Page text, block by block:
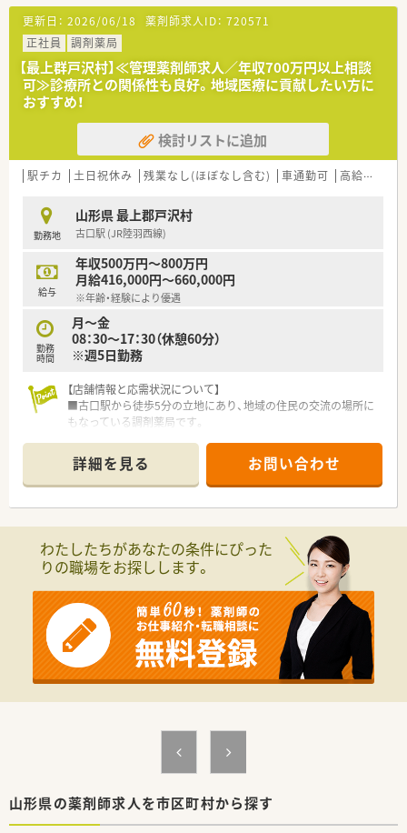
【募集背景と求める人物像について】
■今回は欠員補充のための急募となっており早期にご入職いた
だける意欲的な方を歓迎しております。
■患者様とのコミュニケーションを大切にし地域医療に貢献し
たいという熱意を持つ方を求めております。
■調剤業務の経験をお持ちの方を優遇いたしますが未経験の方
でも意欲があればまずはご相談ください。
【法人特徴について】
■山形県最上地区にて3店舗の調剤薬局を運営し居宅介護支援も
行うなど地域包括ケアの中核を担います。
り地域住民の健康維持に積極的に貢献します。
■他職種と緊密に連携しながら患者様の健康生活や病院から在
宅へのスムーズな移行を全力で支援します。
更新日： 2026/06/18 薬剤師求人ID： 720571
正社員
調剤薬局
【最上群戸沢村】≪管理薬剤師求人／年収700万円以上相談
可≫診療所との関係性も良好。地域医療に貢献したい方に
おすすめ！
検討リストに追加
駅チカ 土日祝休み 残業なし(ほぼなし含む) 車通勤可 高給与(600万円以上)
勤務地
山形県 最上郡戸沢村
古口駅 (JR陸羽西線)
給与
年収500万円～800万円
月給416,000円～660,000円
※年齢・経験により優遇
勤務
時間
月～金
08：30～17：30（休憩60分）
※週5日勤務
【店舗情報と応需状況について】
■古口駅から徒歩5分の立地にあり、地域の住民の交流の場所に
もなっている調剤薬局です。
応需枚数は30枚から40枚程度です。
■地域に根ざした運営を行っており、居宅介護支援など在宅医療
の分野にも積極的に取り組んでいます。
■現在の店舗スタッフに欠員が発生したため、新たに管理薬剤師
としてご活躍いただける方を急募しています。
■年配の患者様との日常会話を楽しみながら、共感を持って優し
く丁寧に対応できるコミュニケーション能力を求めています。
■人口3000人規模の地域社会において、住民の方々と良好な関
係を築きながら地域医療に貢献したい方を歓迎します。
【法人特徴について】
■県内で3つの調剤薬局店舗を展開しており、地域包括ケアシス
テムの一翼を担う重要な役割を果たしています。
■多職種と綿密に連携し、クリーンベンチを活用した高度な在宅
■健康サポート薬局としての認定を受けており、患者様の健康な
生活をトータルでサポートする体制が整っています。
■管理薬剤師としての募集であり、これまでの調剤経験を十分に
活かして店舗運営の中核を担っていただきます。
詳細を見る お問い合わせ
わたしたちがあなたの条件にぴった
りの職場をお探しします。
山形県の薬剤師求人を市区町村から探す